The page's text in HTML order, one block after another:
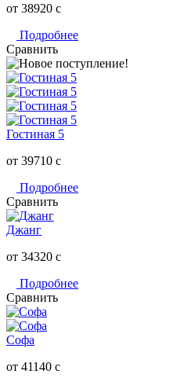
от 38920 c
Подробнее
Сравнить
Гостиная 5
от 39710 c
Подробнее
Сравнить
Джанг
от 34320 c
Подробнее
Сравнить
Софа
от 41140 c